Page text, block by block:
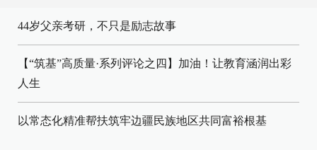
44岁父亲考研，不只是励志故事
【“筑基”高质量·系列评论之四】加油！让教育涵润出彩
人生
以常态化精准帮扶筑牢边疆民族地区共同富裕根基